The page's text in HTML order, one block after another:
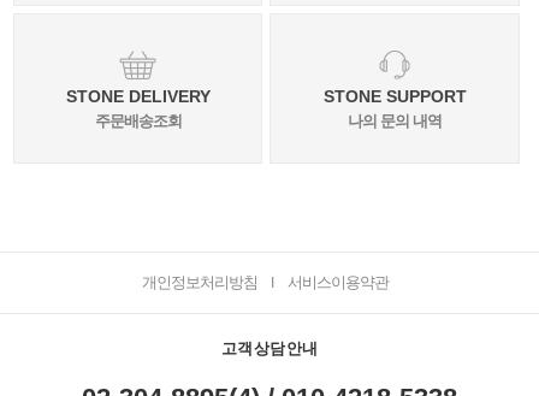
STONE DELIVERY
주문배송조회
STONE SUPPORT
나의 문의 내역
개인정보처리방침 서비스이용약관
고객상담안내